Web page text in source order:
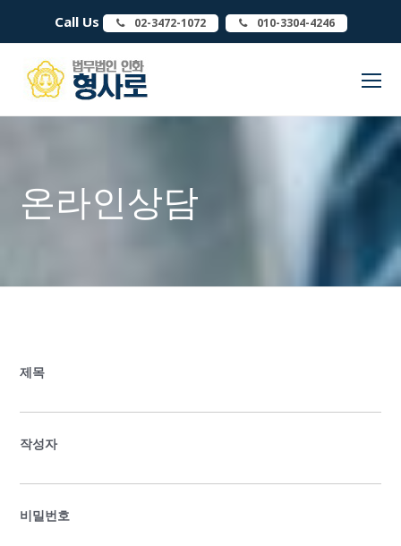
Call Us 02-3472-1072 010-3304-4246
온라인상담
제목
작성자
비밀번호